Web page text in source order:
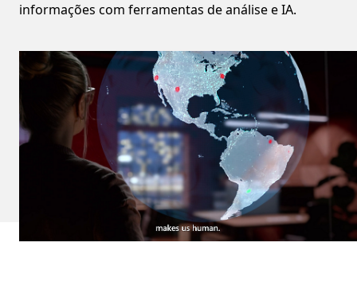
informações com ferramentas de análise e IA.